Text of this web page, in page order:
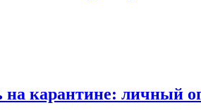
карантине: личный